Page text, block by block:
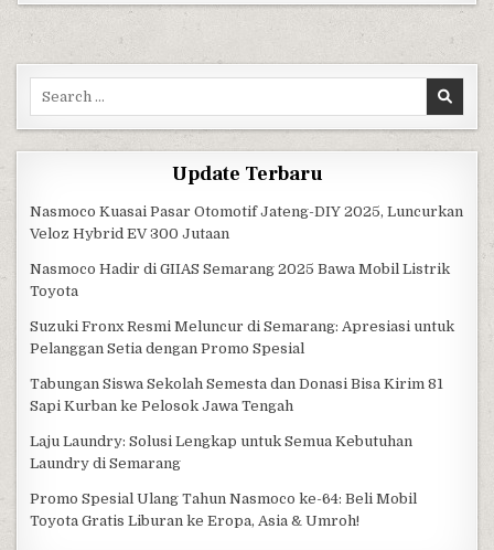
Update Terbaru
Nasmoco Kuasai Pasar Otomotif Jateng-DIY 2025, Luncurkan
Veloz Hybrid EV 300 Jutaan
Nasmoco Hadir di GIIAS Semarang 2025 Bawa Mobil Listrik
Toyota
Suzuki Fronx Resmi Meluncur di Semarang: Apresiasi untuk
Pelanggan Setia dengan Promo Spesial
Tabungan Siswa Sekolah Semesta dan Donasi Bisa Kirim 81
Sapi Kurban ke Pelosok Jawa Tengah
Laju Laundry: Solusi Lengkap untuk Semua Kebutuhan
Laundry di Semarang
Promo Spesial Ulang Tahun Nasmoco ke-64: Beli Mobil
Toyota Gratis Liburan ke Eropa, Asia & Umroh!